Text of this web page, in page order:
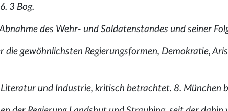
3 Bog.
des Wehr- und Soldatenstandes und seiner
die gewöhnlichsten Regierungsformen, Demokratie,
und Industrie, kritisch betrachtet. 8. München